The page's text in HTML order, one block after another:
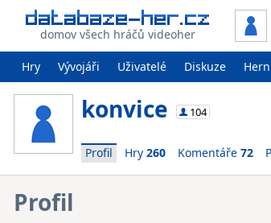
domov všech hráčů videoher
Hry Vývojáři Uživatelé Diskuze
konvice 104
Profil Hry 260 Komentáře 72
Profil